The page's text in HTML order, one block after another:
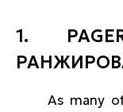
1.
As many